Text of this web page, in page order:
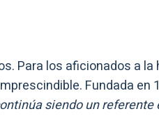
Para los aficionados a
Fundada en
siendo un referente